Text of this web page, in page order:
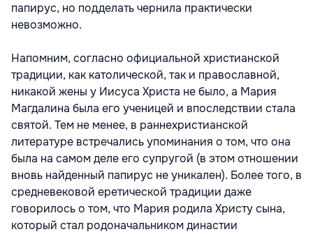
папирус, но подделать чернила практически
невозможно.
Напомним, согласно официальной христианской
традиции, как католической, так и православной,
никакой жены у Иисуса Христа не было, а Мария
Магдалина была его ученицей и впоследствии стала
святой. Тем не менее, в раннехристианской
литературе встречались упоминания о том, что она
была на самом деле его супругой (в этом отношении
вновь найденный папирус не уникален). Более того, в
средневековой еретической традиции даже
говорилось о том, что Мария родила Христу сына,
который стал родоначальником династии